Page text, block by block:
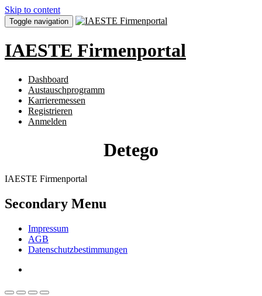
Skip to content
Toggle navigation
IAESTE Firmenportal
Dashboard
Austauschprogramm
Karrieremessen
Registrieren
Anmelden
Detego
IAESTE Firmenportal
Secondary Menu
Impressum
AGB
Datenschutzbestimmungen